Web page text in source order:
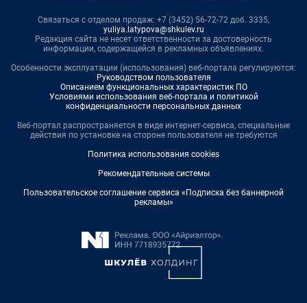
Связаться с отделом продаж: +7 (3452) 56-72-72 доб. 3335,
yuliya.latypova@shkulev.ru
Редакция сайта не несет ответственности за достоверность
информации, содержащейся в рекламных объявлениях.
Особенности эксплуатации (использования) веб-портала регулируются:
Руководством пользователя
Описанием функциональных характеристик ПО
Условиями использования веб-портала и политикой
конфиденциальности персональных данных
Веб-портал распространяется в виде интернет-сервиса, специальные
действия по установке на стороне пользователя не требуются
Политика использования cookies
Рекомендательные системы
Пользовательское соглашение сервиса «Подписка без баннерной
рекламы»